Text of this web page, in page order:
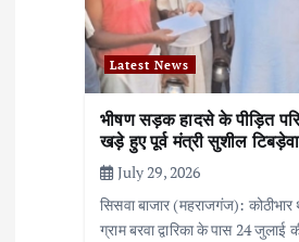
Latest News
भीषण सड़क हादसे के पीड़ित
खड़े हुए पूर्व मंत्री सुशील
July 29, 2026
सिसवा बाजार (महराजगंज): कोठीभार
ग्राम बरवा द्वारिका के पास 24 जुलाई